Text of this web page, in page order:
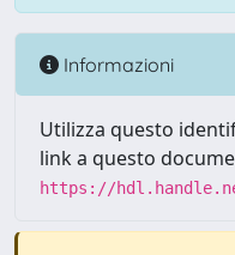
Informazioni
Utilizza questo
link a questo
https://